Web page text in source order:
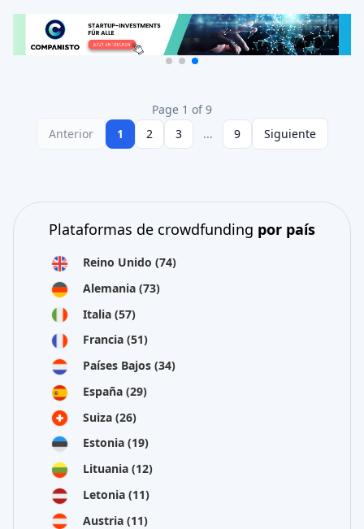
Page 1 of 9
Anterior
1 2 3 ... 9 Siguiente
Plataformas de crowdfunding por país
Reino Unido (74)
Alemania (73)
Italia (57)
Francia (51)
Países Bajos (34)
España (29)
Suiza (26)
Estonia (19)
Lituania (12)
Letonia (11)
Austria (11)